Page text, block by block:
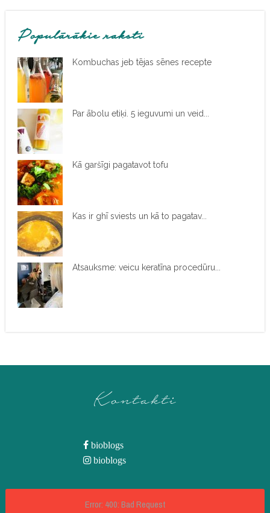
Populārākie raksti
Kombuchas jeb tējas sēnes recepte
Par ābolu etiķi. 5 ieguvumi un veid...
Kā garšīgi pagatavot tofu
Kas ir ghī sviests un kā to pagatav...
Atsauksme: veicu keratīna procedūru...
Kontakti
bioblogs
bioblogs
Error: 400: Bad Request